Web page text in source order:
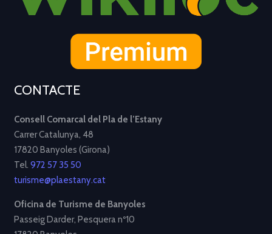
CONTACTE
Consell Comarcal del Pla de l’Estany
Carrer Catalunya, 48
17820 Banyoles (Girona)
Tel. 972 57 35 50
turisme@plaestany.cat
Oficina de Turisme de Banyoles
Passeig Darder, Pesquera nº10